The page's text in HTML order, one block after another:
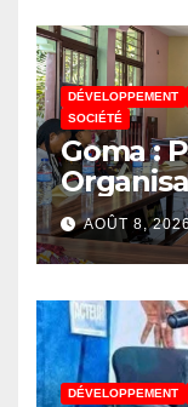
DÉVELOPPEMENT
SOCIÉTÉ
Goma :
réunies
AOÛT 8,
DÉVELOPPEMENT